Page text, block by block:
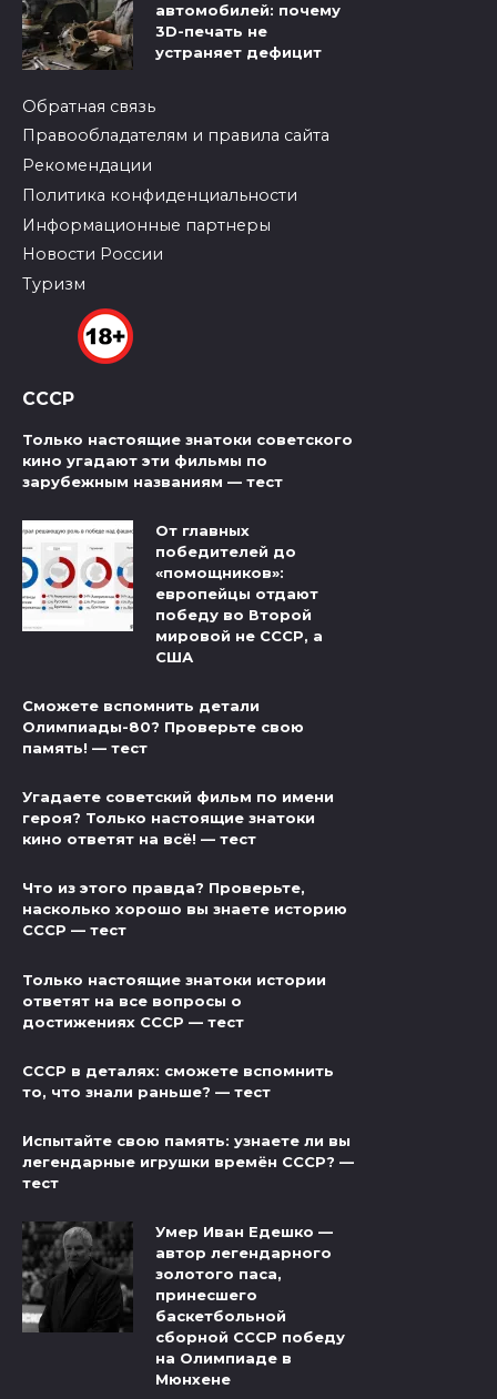
автомобилей: почему
3D-печать не
устраняет дефицит
Обратная связь
Правообладателям и правила сайта
Рекомендации
Политика конфиденциальности
Информационные партнеры
Новости России
Туризм
СССР
Только настоящие знатоки советского
кино угадают эти фильмы по
зарубежным названиям — тест
От главных
победителей до
«помощников»:
европейцы отдают
победу во Второй
мировой не СССР, а
США
Сможете вспомнить детали
Олимпиады-80? Проверьте свою
память! — тест
Угадаете советский фильм по имени
героя? Только настоящие знатоки
кино ответят на всё! — тест
Что из этого правда? Проверьте,
насколько хорошо вы знаете историю
СССР — тест
Только настоящие знатоки истории
ответят на все вопросы о
достижениях СССР — тест
СССР в деталях: сможете вспомнить
то, что знали раньше? — тест
Испытайте свою память: узнаете ли вы
легендарные игрушки времён СССР? —
тест
Умер Иван Едешко —
автор легендарного
золотого паса,
принесшего
баскетбольной
сборной СССР победу
на Олимпиаде в
Мюнхене